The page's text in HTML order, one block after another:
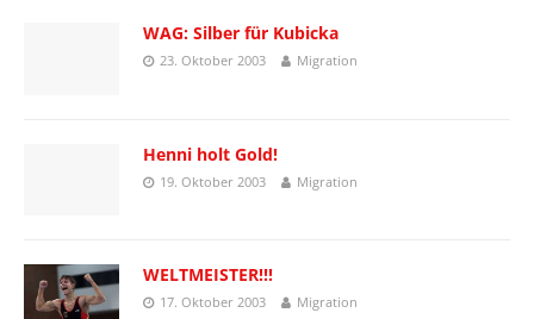
WAG: Silber für Kubicka
23. Oktober 2003 Migration
Henni holt Gold!
19. Oktober 2003 Migration
WELTMEISTER!!!
17. Oktober 2003 Migration